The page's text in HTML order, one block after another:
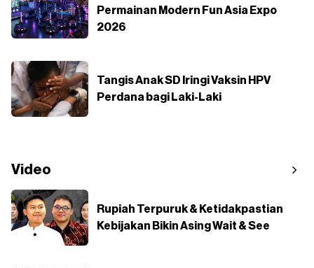
Permainan Modern Fun Asia Expo
2026
Tangis Anak SD Iringi Vaksin HPV
Perdana bagi Laki-Laki
Video
Rupiah Terpuruk & Ketidakpastian
Kebijakan Bikin Asing Wait & See